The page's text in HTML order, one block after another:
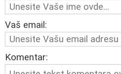
Vaš email:
Komentar: